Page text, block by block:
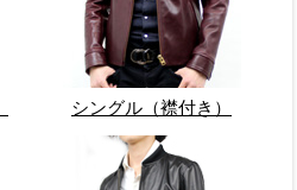
シングル（襟付き）